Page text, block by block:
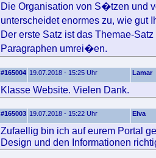
Die Organisation von S�tzen und
unterscheidet enormes zu, wie
Der erste Satz ist das Themae-
Paragraphen umrei�en.
#165004 19.07.2018 - 15:25 Uhr Lamar
Klasse Website. Vielen Dank.
#165003 19.07.2018 - 15:22 Uhr Elva
Zufaellig bin ich auf eurem Portal
Design und den Informationen